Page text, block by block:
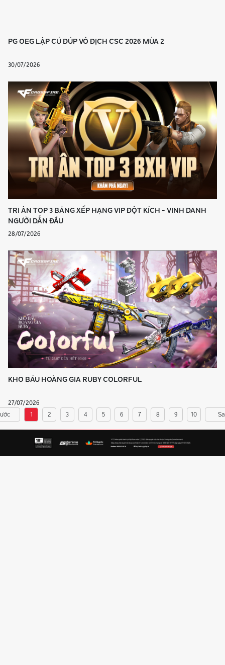
PG OEG LẬP CÚ ĐÚP VÔ ĐỊCH CSC 2026 MÙA 2
30/07/2026
TRI ÂN TOP 3 BẢNG XẾP HẠNG VIP ĐỘT KÍCH - VINH DANH
NGƯỜI DẪN ĐẦU
28/07/2026
KHO BÁU HOÀNG GIA RUBY COLORFUL
27/07/2026
1 2 3 4 5 6 7 8 9 10